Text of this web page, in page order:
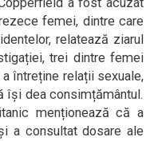
a fost acuzat
femei, dintre care
relatează ziarul
trei dintre femei
întreține relații sexuale,
își dea consimțământul.
menționează că a
a consultat dosare ale